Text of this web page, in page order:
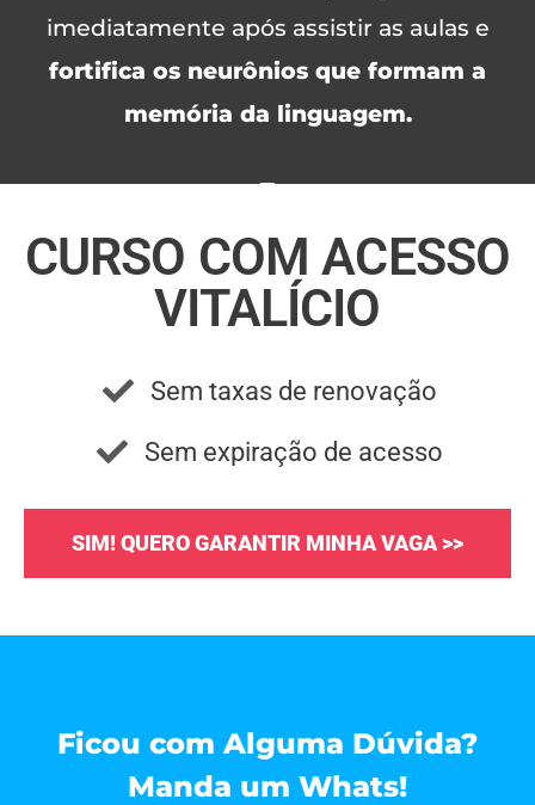
imediatamente após assistir as aulas e
fortifica os neurônios que formam a
memória da linguagem.
CURSO COM ACESSO
VITALÍCIO
Sem taxas de renovação
Sem expiração de acesso
SIM! QUERO GARANTIR MINHA VAGA >>
Ficou com Alguma Dúvida?
Manda um Whats!